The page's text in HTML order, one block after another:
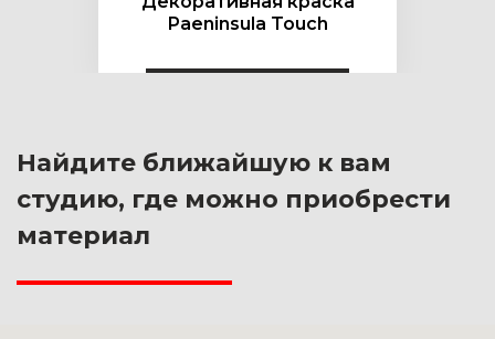
Paeninsula Touch
Найдите ближайшую к вам
студию, где можно приобрести
материал